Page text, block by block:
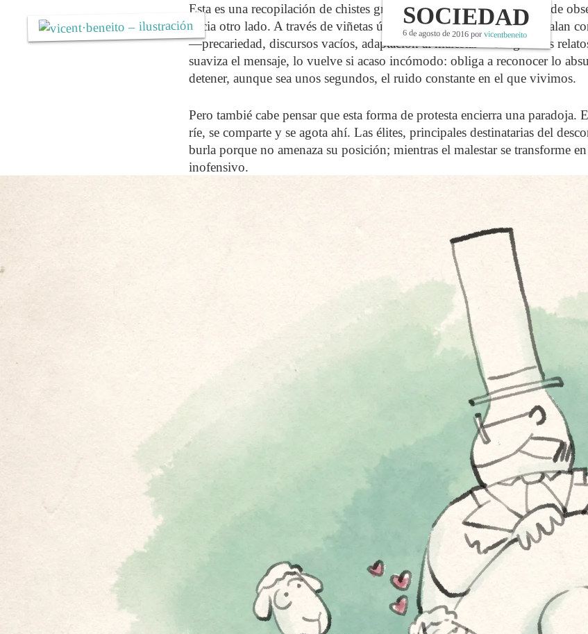
contenido
SOCIEDAD
6 de agosto de 2016 porvicentbeneito
Esta es una recopilación de chistes gráficos surgidos de la necesidad de
hacia otro lado. A través de viñetas únicas y escenas mínimas, se señalan
—precariedad, discursos vacíos, adaptación al malestar— sin grandes
suaviza el mensaje, lo vuelve si acaso incómodo: obliga a reconocer lo
detener, aunque sea unos segundos, el ruido constante en el que vivimos.
Pero tambié cabe pensar que esta forma de protesta encierra una paradoja.
ríe, se comparte y se agota ahí. Las élites, principales destinatarias del
burla porque no amenaza su posición; mientras el malestar se transforme
inofensivo.